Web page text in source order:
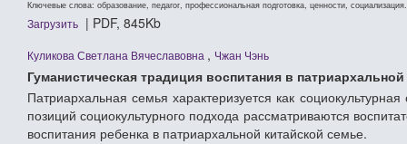
Ключевые слова: образование, педагог, профессиональная подготовка, ценности, социализация.
Загрузить
| PDF, 845Kb
Куликова Светлана Вячеславовна , Чжан Чэнь
Гуманистическая традиция воспитания в
Патриархальная семья характеризуется как
позиций социокультурного подхода рассматриваются
воспитания ребенка в патриархальной китайской семье.